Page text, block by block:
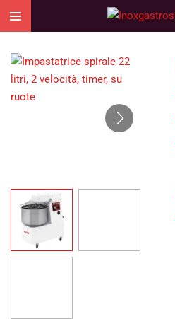
Vai
al
contenuto
principale